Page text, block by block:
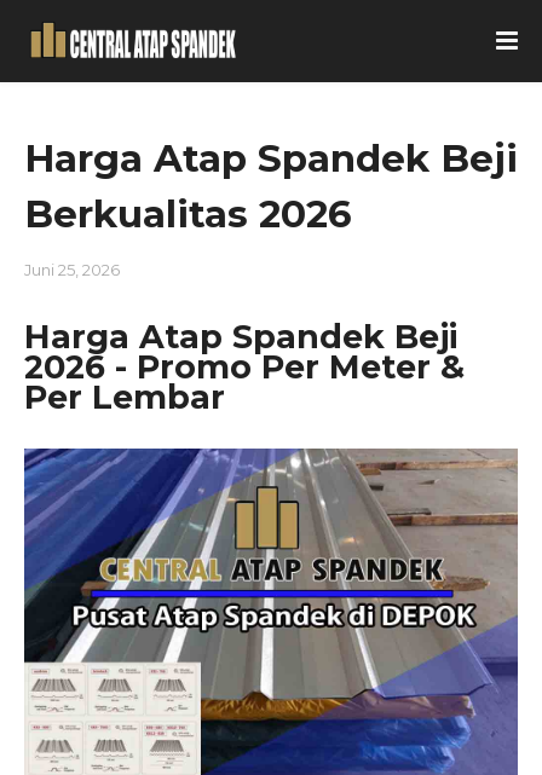
Harga Atap Spandek Beji
Berkualitas 2026
Juni 25, 2026
Harga Atap Spandek Beji
2026 - Promo Per Meter &
Per Lembar